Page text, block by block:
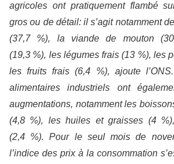
agricoles ont pratiquement flambé
gros ou de détail: il s’agit notamment
(37,7 %), la viande de mouton
(19,3 %), les légumes frais (13 %), les
les fruits frais (6,4 %), ajoute
alimentaires industriels ont
augmentations, notamment les
(4,8 %), les huiles et graisses (4
(2,4 %). Pour le seul mois de
l’indice des prix à la consommation